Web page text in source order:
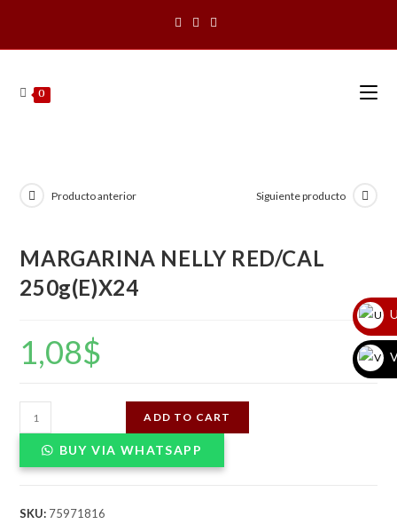
contenido
0
Producto anterior Siguiente producto
MARGARINA NELLY RED/CAL
250g(E)X24
1,08$
MARGARINA
NELLY
RED/CAL
ADD TO CART
BUY VIA WHATSAPP
SKU: 75971816